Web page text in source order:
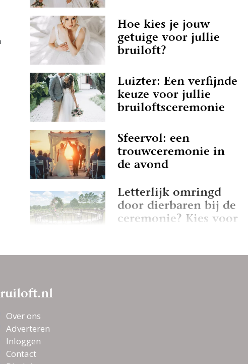
Hoe kies je jouw
getuige voor jullie
bruiloft?
Luizter: Een verfijnde
keuze voor jullie
bruiloftsceremonie
Sfeervol: een
trouwceremonie in
de avond
Letterlijk omringd
door dierbaren bij de
ceremonie? Kies voor
Oefen & schrijf je
Over ons
Adverteren
Inloggen
Contact